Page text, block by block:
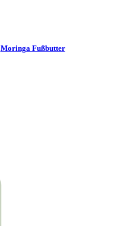
Moringa Fußbutter